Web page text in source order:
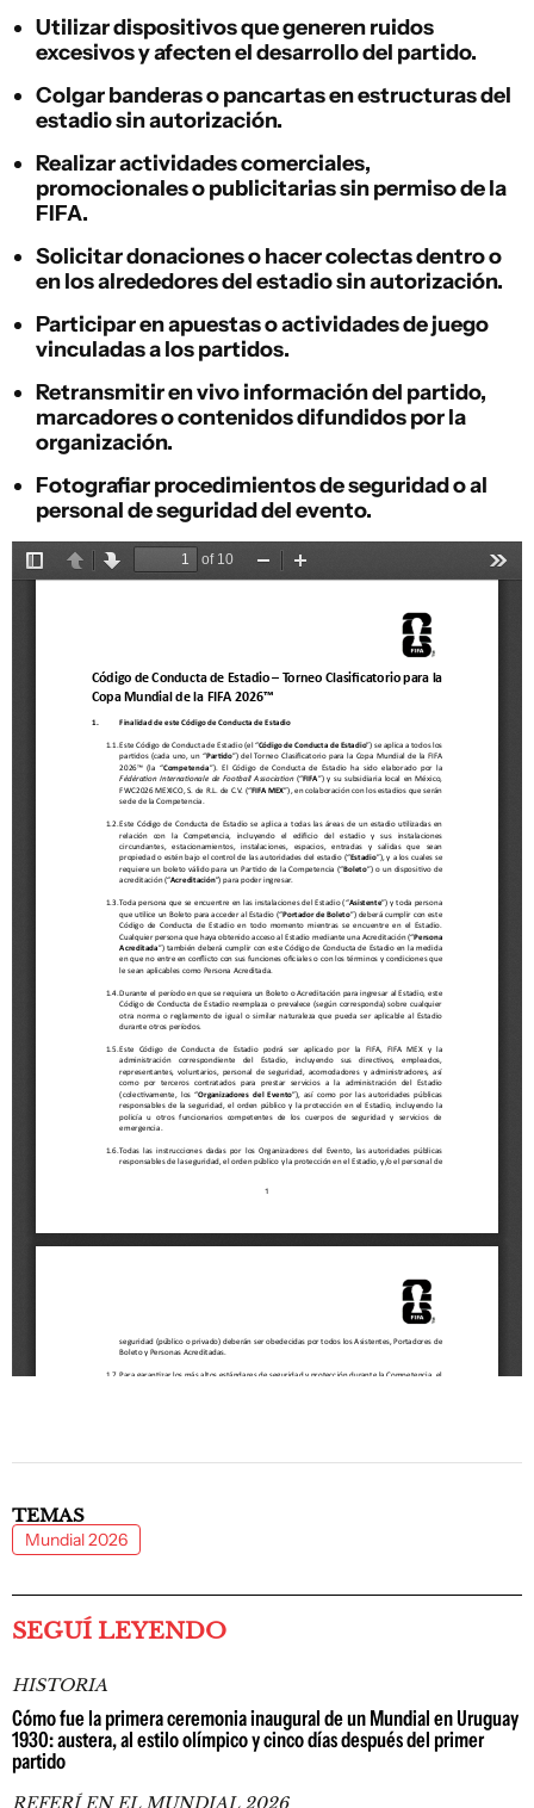
Utilizar dispositivos que generen ruidos
excesivos y afecten el desarrollo del partido.
Colgar banderas o pancartas en estructuras del
estadio sin autorización.
Realizar actividades comerciales,
promocionales o publicitarias sin permiso de la
FIFA.
Solicitar donaciones o hacer colectas dentro o
en los alrededores del estadio sin autorización.
Participar en apuestas o actividades de juego
vinculadas a los partidos.
Retransmitir en vivo información del partido,
marcadores o contenidos difundidos por la
organización.
Fotografiar procedimientos de seguridad o al
personal de seguridad del evento.
TEMAS
Mundial 2026
SEGUÍ LEYENDO
HISTORIA
Cómo fue la primera ceremonia inaugural de un Mundial en Uruguay
1930: austera, al estilo olímpico y cinco días después del primer
partido